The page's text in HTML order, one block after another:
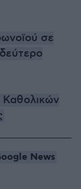
σε
News